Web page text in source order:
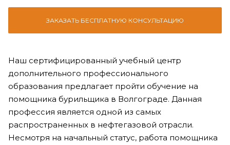
ЗАКАЗАТЬ БЕСПЛАТНУЮ КОНСУЛЬТАЦИЮ
Наш сертифицированный учебный центр
дополнительного профессионального
образования предлагает пройти обучение на
помощника бурильщика в Волгограде. Данная
профессия является одной из самых
распространенных в нефтегазовой отрасли.
Несмотря на начальный статус, работа помощника